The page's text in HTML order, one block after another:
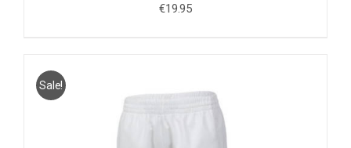
€19.95
Sale!